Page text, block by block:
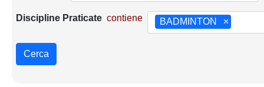
Discipline Praticate contiene ×
BADMINTON
Cerca